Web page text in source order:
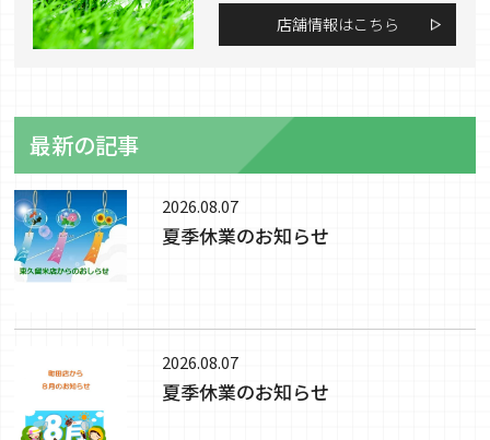
店舗情報はこちら
最新の記事
2026.08.07
夏季休業のお知らせ
2026.08.07
夏季休業のお知らせ